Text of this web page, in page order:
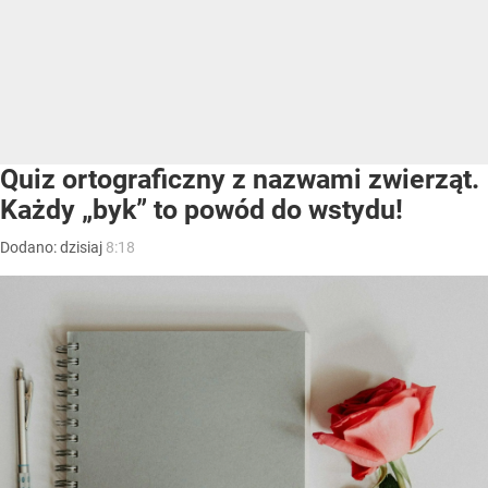
Quiz ortograficzny z nazwami zwierząt.
Każdy „byk” to powód do wstydu!
Dodano:dzisiaj 8:18